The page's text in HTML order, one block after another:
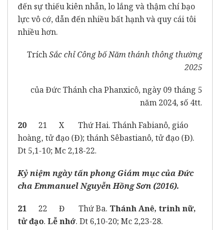
đến sự thiếu kiên nhẫn, lo lắng và thậm chí bạo
lực vô cớ, dẫn đến nhiều bất hạnh và quy cái tôi
nhiều hơn.
TríchSắc chỉCông bố Năm thánh thông thường
2025
của Đức Thánh cha Phanxicô, ngày 09 tháng 5
năm 2024, số 4tt.
20
21 X Thứ Hai. Thánh Fabianô, giáo
hoàng, tử đạo (Đ); thánh Sêbastianô, tử đạo (Đ).
Dt 5,1-10; Mc 2,18-22.
Kỷ niệm ngày tấn phong Giám mục của Đức
cha Emmanuel Nguyễn Hồng Sơn (2016).
21 22 Đ Thứ Ba. Thánh Anê, trinh nữ,
tử đạo. Lễ nhớ. Dt 6,10-20; Mc 2,23-28.